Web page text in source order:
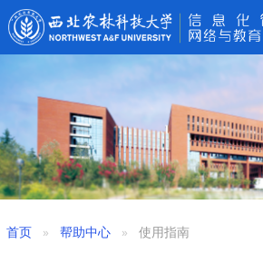
首页 帮助中心 使用指南